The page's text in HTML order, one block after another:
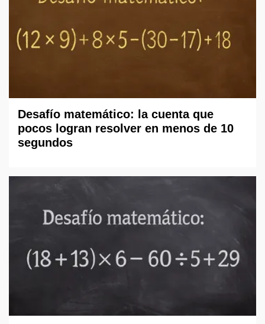
Desafío matemático: la cuenta que
pocos logran resolver en menos de 10
segundos